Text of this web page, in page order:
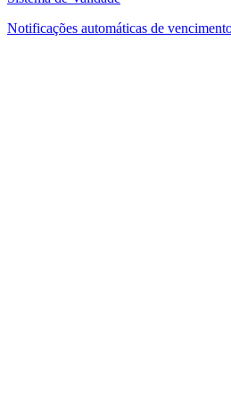
Notificações automáticas de